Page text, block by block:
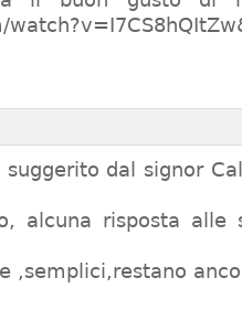
dal signor
alcuna risposta alle
,semplici,restano